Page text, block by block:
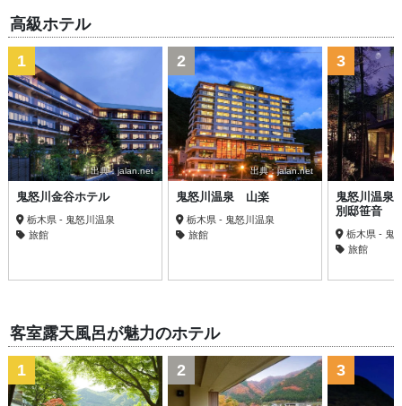
高級ホテル
出典：jalan.net
1
鬼怒川金谷ホテル
栃木県 - 鬼怒川温泉
旅館
出典：jalan.net
2
鬼怒川温泉 山楽
栃木県 - 鬼怒川温泉
旅館
3
鬼怒川温
別邸笹音
栃木県 - 鬼
旅館
客室露天風呂が魅力のホテル
1 2 3